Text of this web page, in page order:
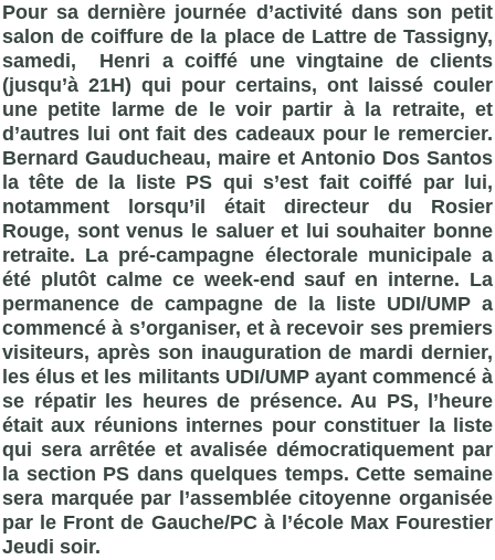
Pour sa dernière journée d’activité dans son petit
salon de coiffure de la place de Lattre de Tassigny,
samedi, Henri a coiffé une vingtaine de clients
(jusqu’à 21H) qui pour certains, ont laissé couler
une petite larme de le voir partir à la retraite, et
d’autres lui ont fait des cadeaux pour le remercier.
Bernard Gauducheau, maire et Antonio Dos Santos
la tête de la liste PS qui s’est fait coiffé par lui,
notamment lorsqu’il était directeur du Rosier
Rouge, sont venus le saluer et lui souhaiter bonne
retraite. La pré-campagne électorale municipale a
été plutôt calme ce week-end sauf en interne. La
permanence de campagne de la liste UDI/UMP a
commencé à s’organiser, et à recevoir ses premiers
visiteurs, après son inauguration de mardi dernier,
les élus et les militants UDI/UMPayant commencé à
se répatir les heures de présence. Au PS, l’heure
était aux réunions internes pour constituer la liste
qui sera arrêtée et avalisée démocratiquement par
la section PS dans quelques temps. Cette semaine
sera marquée par l’assemblée citoyenne organisée
par le Front de Gauche/PC à l’école Max Fourestier
Jeudi soir.